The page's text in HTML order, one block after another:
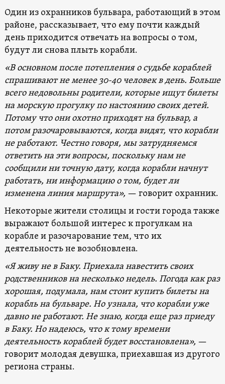
Один из охранников бульвара, работающий в этом
районе, рассказывает, что ему почти каждый
день приходится отвечать на вопросы о том,
будут ли снова плыть корабли.
«В основном после потепления о судьбе кораблей
спрашивают не менее 30-40 человекв день. Больше
всего недовольны родители, которые ищут билеты
на морскую прогулку по настоянию своих детей.
Потому что они охотно приходят на бульвар, а
потом разочаровываются, когда видят, что корабли
не работают. Честно говоря, мы затрудняемся
ответить на эти вопросы, поскольку нам не
сообщили ни точную дату, когда корабли начнут
работать, ни информацию о том, будет ли
изменена линия маршрута», — говорит охранник.
Некоторые жители столицы и гости города также
выражают большой интерес к прогулкам на
корабле и разочарование тем, что их
деятельность не возобновлена.
«Я живунев Баку. Приехаланавестить своих
родственников на несколько недель. Погодакак раз
хорошая, подумала, нам стоит купить билеты на
корабльна бульваре. Но узнала, что корабли уже
давно не работают. Не знаю, когда еще раз приеду
в Баку. Но надеюсь, что к тому времени
деятельность кораблейбудетвосстановлена», —
говорит молодая девушка, приехавшая из другого
региона страны.